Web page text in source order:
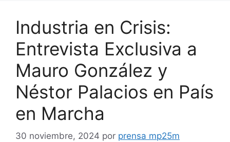
Industria en Crisis:
Entrevista Exclusiva a
Mauro González y
Néstor Palacios en País
en Marcha
30 noviembre, 2024 por prensa mp25m